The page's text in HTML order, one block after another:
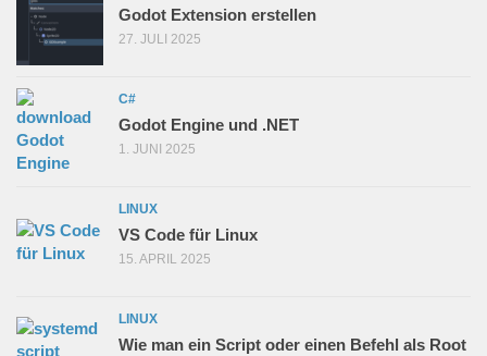
Godot Extension erstellen
27. JULI 2025
C#
Godot Engine und .NET
1. JUNI 2025
LINUX
VS Code für Linux
15. APRIL 2025
LINUX
Wie man ein Script oder einen Befehl als Root